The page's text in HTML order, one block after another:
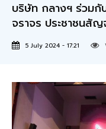
บริษัท กลางฯ ร่วม
จราจร ประชาชนสั
5 July 2024 - 17:21